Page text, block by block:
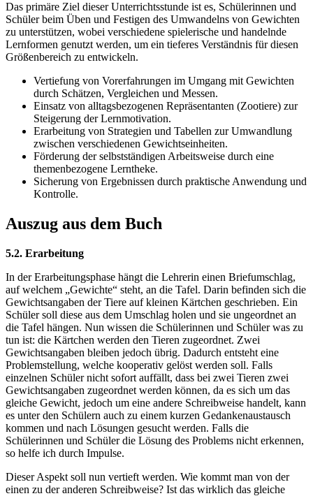
Das primäre Ziel dieser Unterrichtsstunde ist es, Schülerinnen und
Schüler beim Üben und Festigen des Umwandelns von Gewichten
zu unterstützen, wobei verschiedene spielerische und handelnde
Lernformen genutzt werden, um ein tieferes Verständnis für diesen
Größenbereich zu entwickeln.
Vertiefung von Vorerfahrungen im Umgang mit Gewichten
durch Schätzen, Vergleichen und Messen.
Einsatz von alltagsbezogenen Repräsentanten (Zootiere) zur
Steigerung der Lernmotivation.
Erarbeitung von Strategien und Tabellen zur Umwandlung
zwischen verschiedenen Gewichtseinheiten.
Förderung der selbstständigen Arbeitsweise durch eine
themenbezogene Lerntheke.
Sicherung von Ergebnissen durch praktische Anwendung und
Kontrolle.
Auszug aus dem Buch
5.2. Erarbeitung
In der Erarbeitungsphase hängt die Lehrerin einen Briefumschlag,
auf welchem „Gewichte“ steht, an die Tafel. Darin befinden sich die
Gewichtsangaben der Tiere auf kleinen Kärtchen geschrieben. Ein
Schüler soll diese aus dem Umschlag holen und sie ungeordnet an
die Tafel hängen. Nun wissen die Schülerinnen und Schüler was zu
tun ist: die Kärtchen werden den Tieren zugeordnet. Zwei
Gewichtsangaben bleiben jedoch übrig. Dadurch entsteht eine
Problemstellung, welche kooperativ gelöst werden soll. Falls
einzelnen Schüler nicht sofort auffällt, dass bei zwei Tieren zwei
Gewichtsangaben zugeordnet werden können, da es sich um das
gleiche Gewicht, jedoch um eine andere Schreibweise handelt, kann
es unter den Schülern auch zu einem kurzen Gedankenaustausch
kommen und nach Lösungen gesucht werden. Falls die
Schülerinnen und Schüler die Lösung des Problems nicht erkennen,
so helfe ich durch Impulse.
Dieser Aspekt soll nun vertieft werden. Wie kommt man von der
einen zu der anderen Schreibweise? Ist das wirklich das gleiche